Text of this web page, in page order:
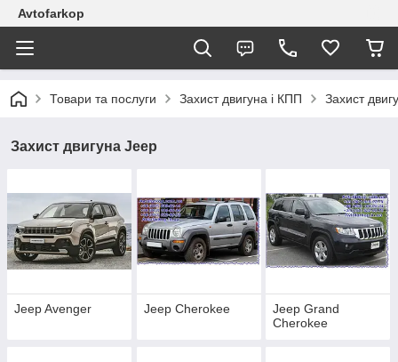
Avtofarkop
Товари та послуги Захист двигуна і КПП Захист
Захист двигуна Jeep
Jeep Avenger Jeep Cherokee
Jeep Grand
Cherokee